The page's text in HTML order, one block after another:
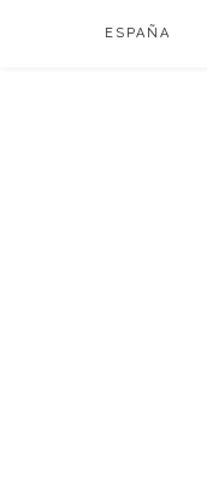
ESPAÑA